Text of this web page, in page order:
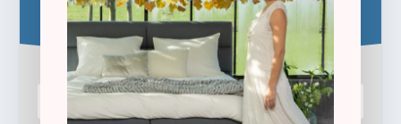
Schrijf u hier in voor de gratis e-newsletter.